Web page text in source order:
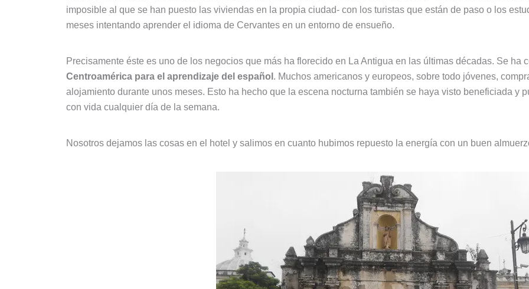
imposible al que se han puesto las viviendas en la propia ciudad- con los turistas que están de paso o los
meses intentando aprender el idioma de Cervantes en un entorno de ensueño.
Precisamente éste es uno de los negocios que más ha florecido en La Antigua en las últimas décadas. Se ha
Centroamérica para el aprendizaje del español . Muchos americanos y europeos, sobre todo jóvenes,
alojamiento durante unos meses. Esto ha hecho que la escena nocturna también se haya visto beneficiada y
con vida cualquier día de la semana.
Nosotros dejamos las cosas en el hotel y salimos en cuanto hubimos repuesto la energía con un buen